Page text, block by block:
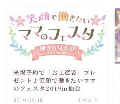
来場予約で「お土産袋」プレ
ゼント♪笑顔で働きたいママ
のフェスタ2019in仙台
2019.06.18 イベント